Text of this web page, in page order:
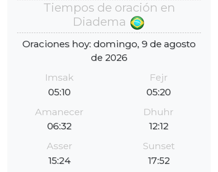
Tiempos de oración en
Diadema
Oraciones hoy: domingo, 9 de agosto
de 2026
Imsak
05:10
Fejr
05:20
Amanecer
06:32
Dhuhr
12:12
Asser
15:24
Sunset
17:52